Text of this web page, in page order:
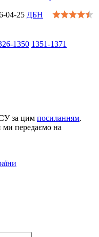
04-25 ДБН
1350 1351-1371
за цим посиланням.
ми передаємо на